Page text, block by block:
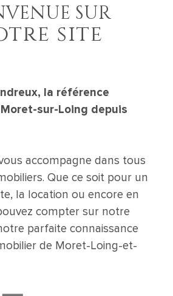
SUR
site
la référence
sur-Loing depuis
accompagne dans tous
Que ce soit pour un
la location ou encore en
compter sur notre
parfaite connaissance
de Moret-Loing-et-